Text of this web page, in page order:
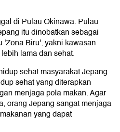
di Pulau Okinawa. Pulau
itu dinobatkan sebagai
'Zona Biru', yakni kawasan
lama dan sehat.
sehat masyarakat Jepang
sehat yang diterapkan
menjaga pola makan. Agar
orang Jepang sangat menjaga
yang dapat